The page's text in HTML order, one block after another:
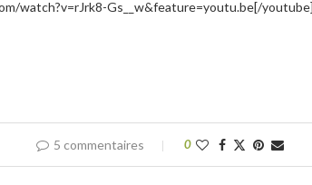
watch?v=rJrk8-Gs__w&feature=youtu.be[/youtube]
5 commentaires 0